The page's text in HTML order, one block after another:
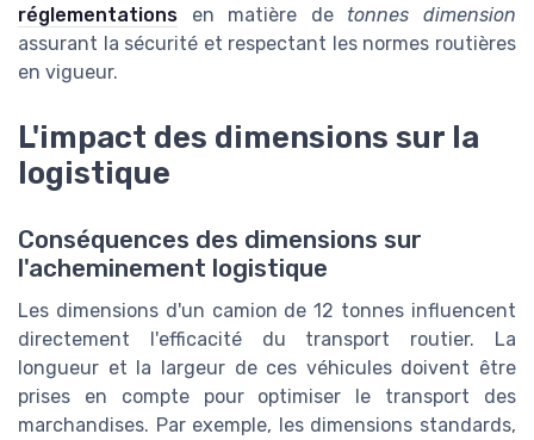
réglementations en matière de tonnes dimension
assurant la sécurité et respectant les normes routières
en vigueur.
L'impact des dimensions sur la
logistique
Conséquences des dimensions sur
l'acheminement logistique
Les dimensions d'un camion de 12 tonnes influencent
directement l'efficacité du transport routier. La
longueur et la largeur de ces véhicules doivent être
prises en compte pour optimiser le transport des
marchandises. Par exemple, les dimensions standards,